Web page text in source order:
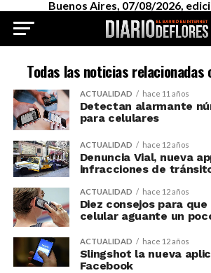
Buenos Aires, 07/08/2026,
Todas las noticias relacionadas
ACTUALIDAD hace 11 años
Detectan alarmante
para celulares
ACTUALIDAD hace 12 años
Denuncia Vial, nueva
infracciones de
ACTUALIDAD hace 12 años
Diez consejos para
celular aguante un
ACTUALIDAD hace 12 años
Slingshot la nueva
Facebook